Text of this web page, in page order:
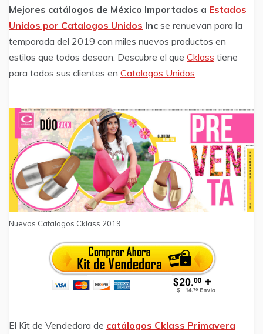
Mejores catálogos de México Importados a Estados
Unidos por Catalogos Unidos Inc se renuevan para la
temporada del 2019 con miles nuevos productos en
estilos que todos desean. Descubre el que Cklass tiene
para todos sus clientes en Catalogos Unidos
Nuevos Catalogos Cklass 2019
El Kit de Vendedora de catálogos Cklass Primavera